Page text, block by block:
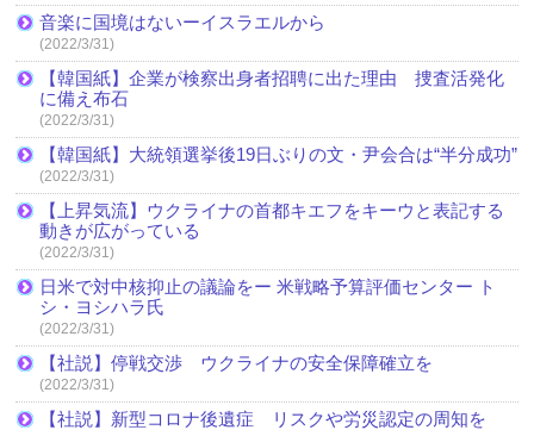
音楽に国境はないーイスラエルから
(2022/3/31)
【韓国紙】企業が検察出身者招聘に出た理由 捜査活発化
に備え布石
(2022/3/31)
【韓国紙】大統領選挙後19日ぶりの文・尹会合は“半分成功”
(2022/3/31)
【上昇気流】ウクライナの首都キエフをキーウと表記する
動きが広がっている
(2022/3/31)
日米で対中核抑止の議論をー 米戦略予算評価センター ト
シ・ヨシハラ氏
(2022/3/31)
【社説】停戦交渉 ウクライナの安全保障確立を
(2022/3/31)
【社説】新型コロナ後遺症 リスクや労災認定の周知を